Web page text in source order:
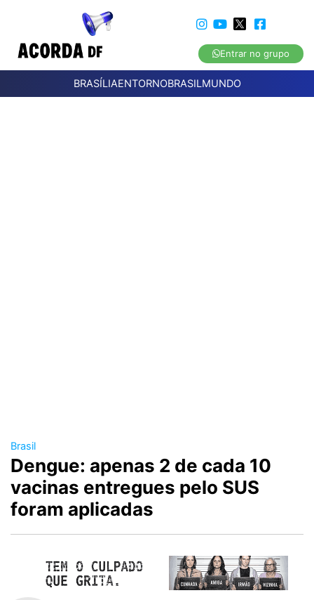
Entrar no grupo
BRASÍLIAENTORNOBRASILMUNDO
Brasil
Dengue: apenas 2 de cada 10
vacinas entregues pelo SUS
foram aplicadas